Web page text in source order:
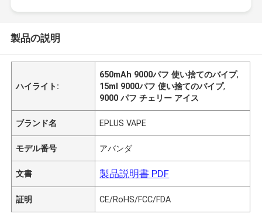
製品の説明
ハイライト:
650mAh 9000パフ 使い捨てのバイプ,
15ml 9000パフ 使い捨てのバイプ,
9000 パフ チェリー アイス
ブランド名 EPLUS VAPE
モデル番号 アバンダ
文書 製品説明書 PDF
証明 CE/RoHS/FCC/FDA